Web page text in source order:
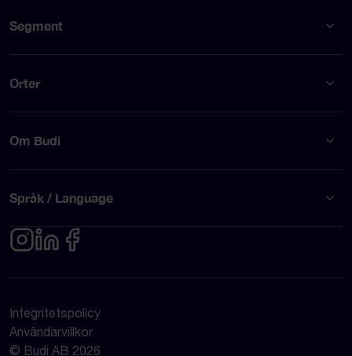
Segment
Orter
Om Budi
Språk / Language
Integritetspolicy
Användarvillkor
© Budi AB 2026